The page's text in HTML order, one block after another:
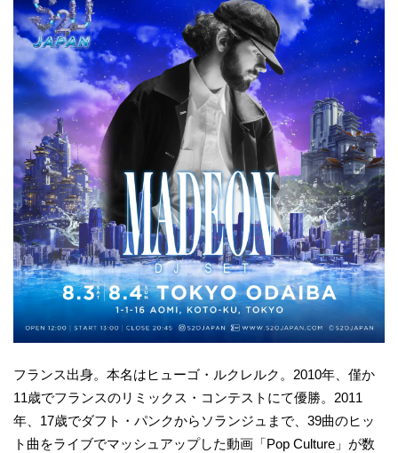
フランス出身。本名はヒューゴ・ルクレルク。2010年、僅か
11歳でフランスのリミックス・コンテストにて優勝。2011
年、17歳でダフト・パンクからソランジュまで、39曲のヒッ
ト曲をライブでマッシュアップした動画「Pop Culture」が数